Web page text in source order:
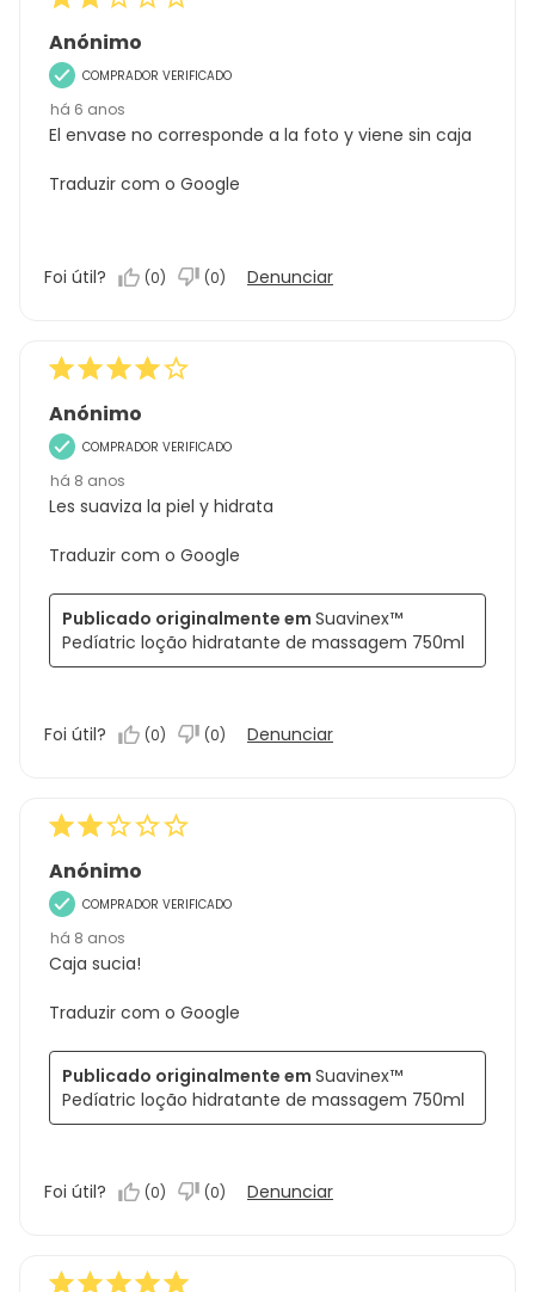
Anónimo
COMPRADOR VERIFICADO
há 6 anos
El envase no corresponde a la foto y viene sin caja
Traduzir com o Google
Foi útil? (0) (0) Denunciar
Anónimo
COMPRADOR VERIFICADO
há 8 anos
Les suaviza la piel y hidrata
Traduzir com o Google
Publicado originalmente em Suavinex™
Pedíatric loção hidratante de massagem 750ml
Foi útil? (0) (0) Denunciar
Anónimo
COMPRADOR VERIFICADO
há 8 anos
Caja sucia!
Traduzir com o Google
Publicado originalmente em Suavinex™
Pedíatric loção hidratante de massagem 750ml
Foi útil? (0) (0) Denunciar